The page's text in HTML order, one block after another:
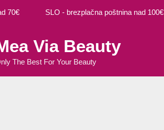
70€ SLO - brezplačna poštnina nad 100€
Via Beauty
The Best For Your Beauty